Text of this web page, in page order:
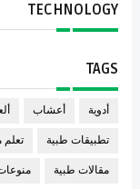
TECHNOLOGY
TAGS
أدوية أعشاب
تطبيقات طبية تعلم
مقالات طبية